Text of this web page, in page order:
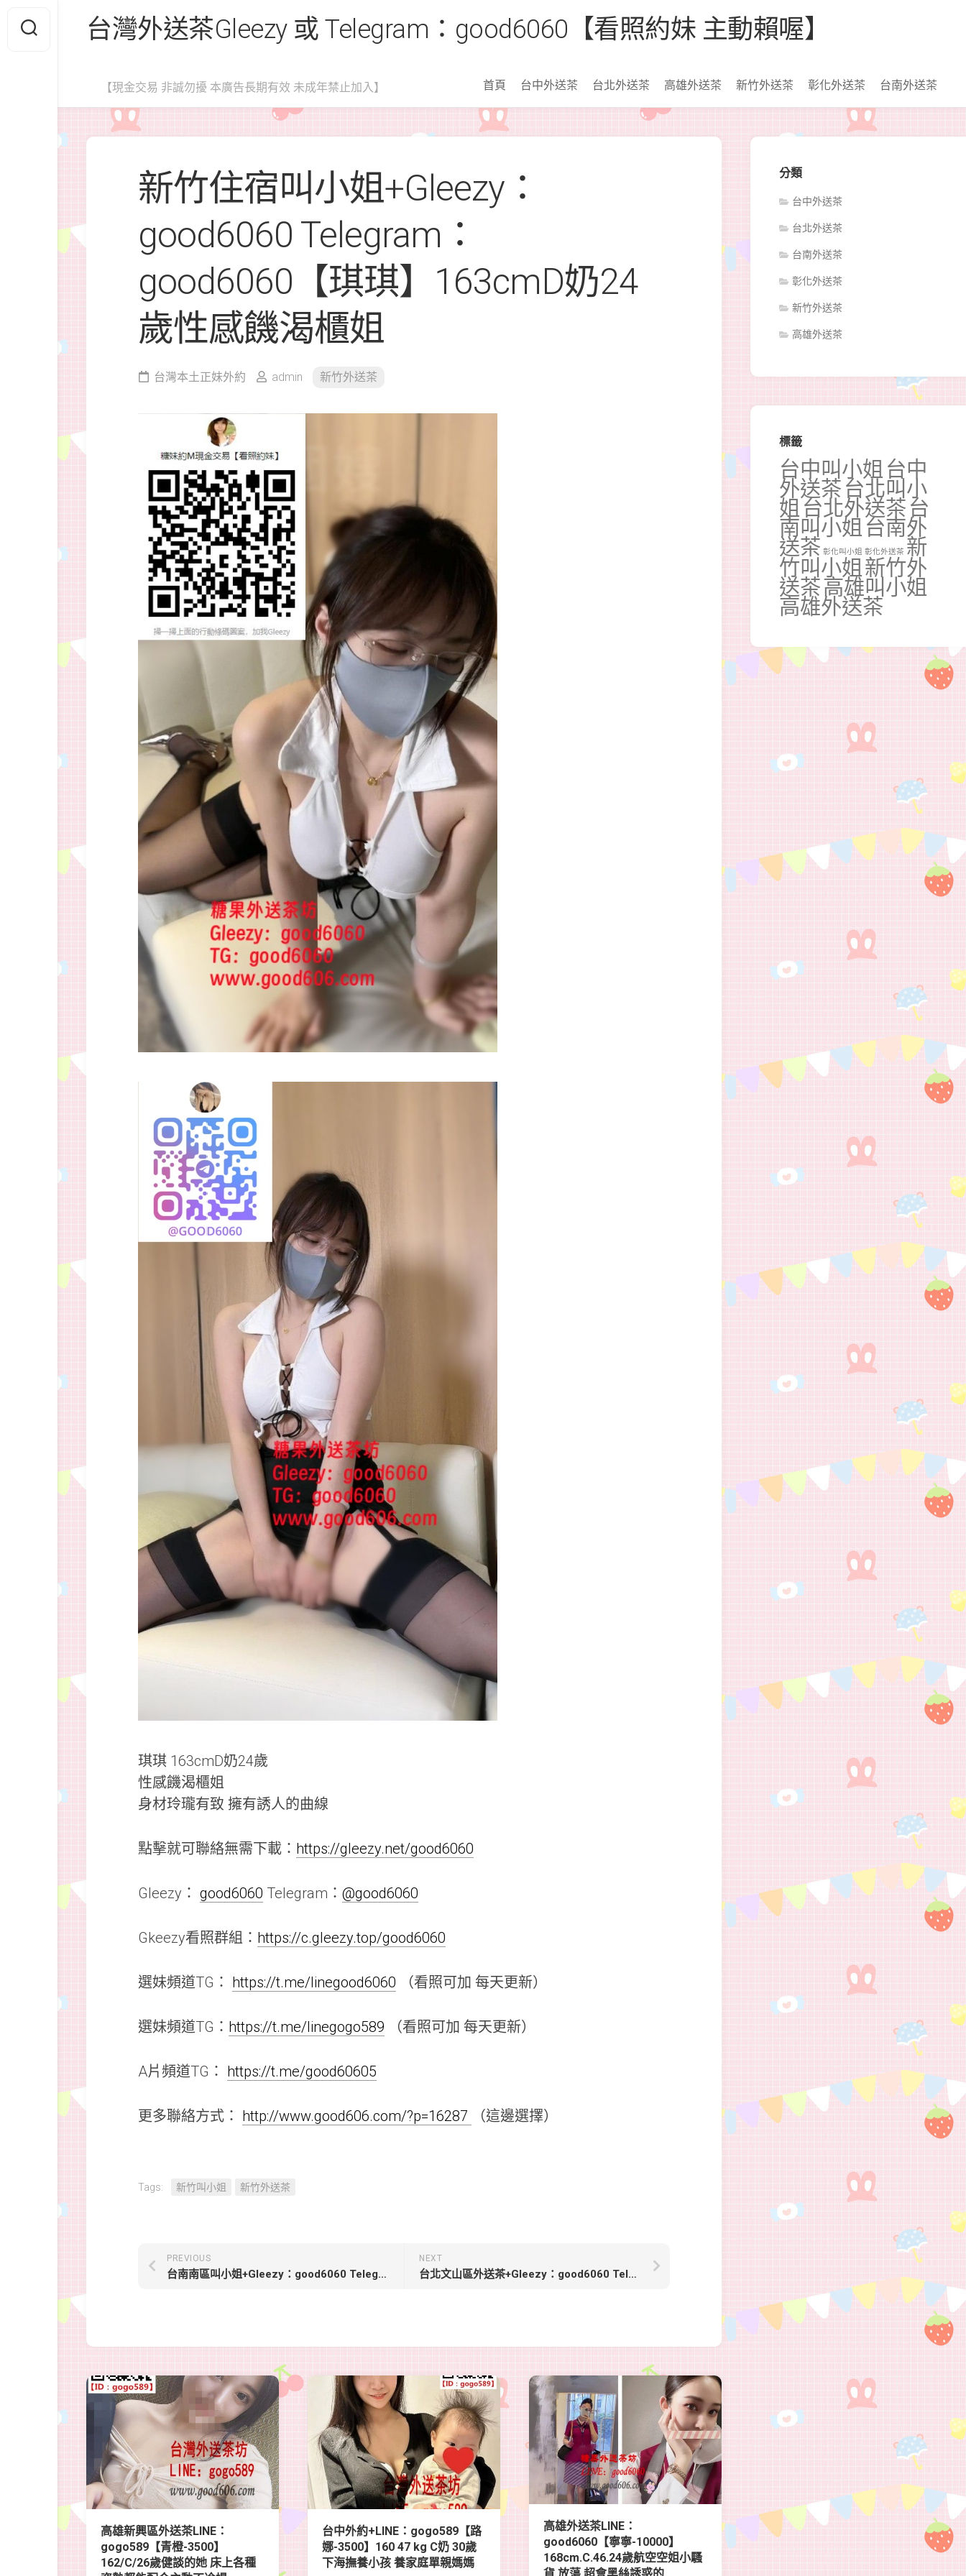
content
台灣外送茶Gleezy 或 Telegram：good6060【看照約妹 主動賴喔】
【現金交易 非誠勿擾 本廣告長期有效 未成年禁止加入】 首頁 台中外送茶 台北外送茶 高雄外送茶 新竹外送茶 彰化外送茶 台南外送茶
新竹住宿叫小姐+Gleezy：
good6060 Telegram：
good6060【琪琪】163cmD奶24
歲性感饑渴櫃姐
台灣本土正妹外約 admin 新竹外送茶
琪琪 163cmD奶24歲
性感饑渴櫃姐
身材玲瓏有致 擁有誘人的曲線
點擊就可聯絡無需下載： https://gleezy.net/good6060
Gleezy： good6060 Telegram： @good6060
Gkeezy看照群組： https://c.gleezy.top/good6060
選妹頻道TG： https://t.me/linegood6060 （看照可加 每天更新）
選妹頻道TG： https://t.me/linegogo589 （看照可加 每天更新）
A片頻道TG： https://t.me/good60605
更多聯絡方式： http://www.good606.com/?p=16287 （這邊選擇）
Tags: 新竹叫小姐 新竹外送茶
NEXT
台北文山區外送茶+Gleezy：good6060 Telegram：good6060【欣怡】160・C・46・24歲小舌超會舔 床上技巧佳
PREVIOUS
台南南區叫小姐+Gleezy：good6060 Telegram：good6060【牙牙-4000】158 cm Ccup 26歲CP值高 誠心推薦
高雄新興區外送茶LINE：
gogo589【青橙-3500】
162/C/26歲健談的她 床上各種
台中外約+LINE：gogo589【路
娜-3500】160 47 kg C奶 30歲
下海撫養小孩 養家庭單親媽媽
高雄外送茶LINE：
good6060【寧寧-10000】
168cm.C.46.24歲航空空姐小騷
分類
台中外送茶
台北外送茶
台南外送茶
彰化外送茶
新竹外送茶
高雄外送茶
標籤
台中叫小姐 台中
外送茶 台北叫小
姐 台北外送茶 台
南叫小姐 台南外
送茶 彰化叫小姐 彰化外送茶 新
竹叫小姐 新竹外
送茶高雄叫小姐
高雄外送茶